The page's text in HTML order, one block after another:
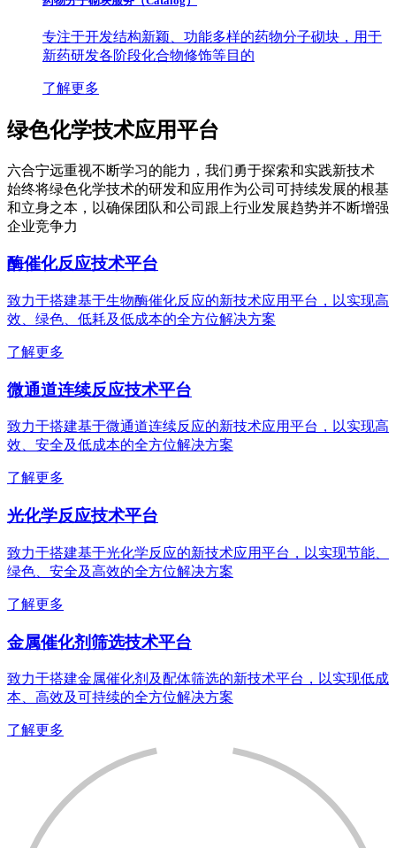
专注于开发结构新颖、功能多样的药物分子砌块，用于
新药研发各阶段化合物修饰等目的
了解更多
绿色化学技术应用平台
六合宁远重视不断学习的能力，我们勇于探索和实践新技术
始终将绿色化学技术的研发和应用作为公司可持续发展的根基
和立身之本，以确保团队和公司跟上行业发展趋势并不断增强
企业竞争力
酶催化反应技术平台
致力于搭建基于生物酶催化反应的新技术应用平台，以实现高
效、绿色、低耗及低成本的全方位解决方案
了解更多
微通道连续反应技术平台
致力于搭建基于微通道连续反应的新技术应用平台，以实现高
效、安全及低成本的全方位解决方案
了解更多
光化学反应技术平台
致力于搭建基于光化学反应的新技术应用平台，以实现节能、
绿色、安全及高效的全方位解决方案
了解更多
金属催化剂筛选技术平台
致力于搭建金属催化剂及配体筛选的新技术平台，以实现低成
本、高效及可持续的全方位解决方案
了解更多